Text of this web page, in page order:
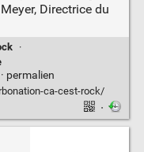
Directrice du
·
permalien
ca-cest-rock/
·